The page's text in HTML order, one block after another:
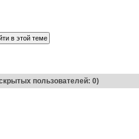
пользователей: 0)